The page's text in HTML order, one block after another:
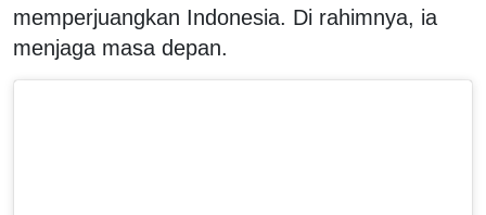
memperjuangkan Indonesia. Di rahimnya, ia
menjaga masa depan.